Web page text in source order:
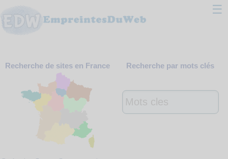
☰
Webmaster
Contact
Support
Recherche de sites en France Recherche par mots clés